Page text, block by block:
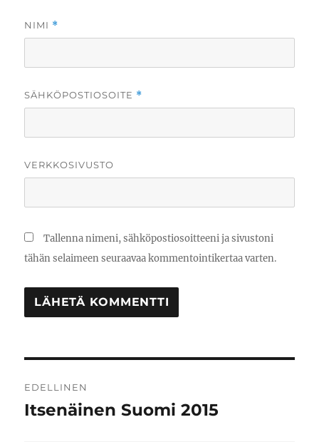
NIMI *
SÄHKÖPOSTIOSOITE *
VERKKOSIVUSTO
Tallenna nimeni, sähköpostiosoitteeni ja sivustoni
tähän selaimeen seuraavaa kommentointikertaa varten.
selaus
EDELLINEN
Edellinen
Itsenäinen Suomi 2015